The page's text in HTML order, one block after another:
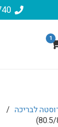
1
לבריכה /